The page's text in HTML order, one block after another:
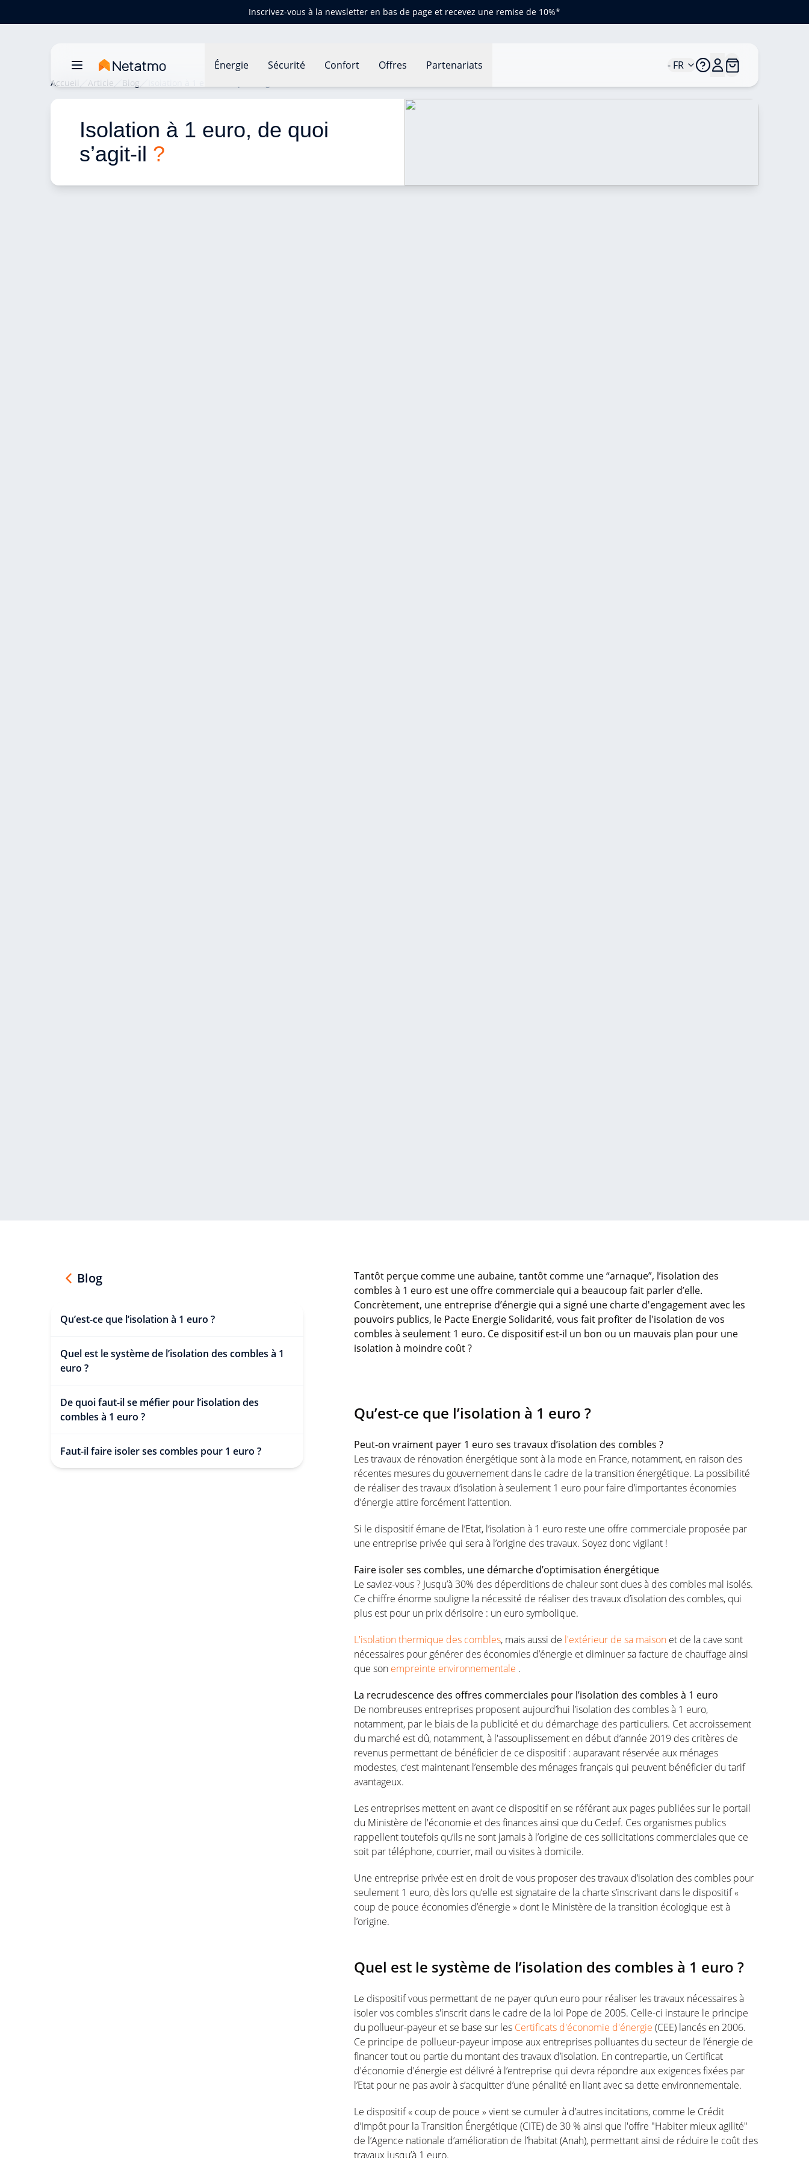
Inscrivez-vous à la newsletter en bas de page et recevez une remise de 10%*
Énergie Sécurité Confort Offres Partenariats - FR
Accueil Article Blog
Isolation à 1 euro, de quoi
s’agit-il ?
Blog
Qu’est-ce que l’isolation à 1 euro ?
Quel est le système de l’isolation des combles à 1
euro ?
De quoi faut-il se méfier pour l’isolation des
combles à 1 euro ?
Faut-il faire isoler ses combles pour 1 euro ?
Tantôt perçue comme une aubaine, tantôt comme une “arnaque”, l’isolation des
combles à 1 euro est une offre commerciale qui a beaucoup fait parler d’elle.
Concrètement, une entreprise d’énergie qui a signé une charte d'engagement avec les
pouvoirs publics, le Pacte Energie Solidarité, vous fait profiter de l'isolation de vos
combles à seulement 1 euro. Ce dispositif est-il un bon ou un mauvais plan pour une
isolation à moindre coût ?
Qu’est-ce que l’isolation à 1 euro ?
Peut-on vraiment payer 1 euro ses travaux d’isolation des combles ?
Les travaux de rénovation énergétique sont à la mode en France, notamment, en raison des
récentes mesures du gouvernement dans le cadre de la transition énergétique. La possibilité
de réaliser des travaux d’isolation à seulement 1 euro pour faire d’importantes économies
d’énergie attire forcément l’attention.
Si le dispositif émane de l’Etat, l’isolation à 1 euro reste une offre commerciale proposée par
une entreprise privée qui sera à l’origine des travaux. Soyez donc vigilant !
Faire isoler ses combles, une démarche d’optimisation énergétique
Le saviez-vous ? Jusqu’à 30% des déperditions de chaleur sont dues à des combles mal isolés.
Ce chiffre énorme souligne la nécessité de réaliser des travaux d’isolation des combles, qui
plus est pour un prix dérisoire : un euro symbolique.
L'isolation thermique des combles, mais aussi de l'extérieur de sa maison et de la cave sont
nécessaires pour générer des économies d’énergie et diminuer sa facture de chauffage ainsi
que son empreinte environnementale .
La recrudescence des offres commerciales pour l’isolation des combles à 1 euro
De nombreuses entreprises proposent aujourd’hui l’isolation des combles à 1 euro,
notamment, par le biais de la publicité et du démarchage des particuliers. Cet accroissement
du marché est dû, notamment, à l'assouplissement en début d’année 2019 des critères de
revenus permettant de bénéficier de ce dispositif : auparavant réservée aux ménages
modestes, c’est maintenant l’ensemble des ménages français qui peuvent bénéficier du tarif
avantageux.
Les entreprises mettent en avant ce dispositif en se référant aux pages publiées sur le portail
du Ministère de l'économie et des finances ainsi que du Cedef. Ces organismes publics
rappellent toutefois qu’ils ne sont jamais à l’origine de ces sollicitations commerciales que ce
soit par téléphone, courrier, mail ou visites à domicile.
Une entreprise privée est en droit de vous proposer des travaux d’isolation des combles pour
seulement 1 euro, dès lors qu’elle est signataire de la charte s’inscrivant dans le dispositif «
coup de pouce économies d’énergie » dont le Ministère de la transition écologique est à
l’origine.
Quel est le système de l’isolation des combles à 1 euro ?
Le dispositif vous permettant de ne payer qu’un euro pour réaliser les travaux nécessaires à
isoler vos combles s'inscrit dans le cadre de la loi Pope de 2005. Celle-ci instaure le principe
du pollueur-payeur et se base sur les Certificats d'économie d'énergie (CEE) lancés en 2006.
Ce principe de pollueur-payeur impose aux entreprises polluantes du secteur de l’énergie de
financer tout ou partie du montant des travaux d’isolation. En contrepartie, un Certificat
d'économie d'énergie est délivré à l’entreprise qui devra répondre aux exigences fixées par
l’Etat pour ne pas avoir à s’acquitter d’une pénalité en liant avec sa dette environnementale.
Le dispositif « coup de pouce » vient se cumuler à d’autres incitations, comme le Crédit
d’Impôt pour la Transition Énergétique (CITE) de 30 % ainsi que l'offre "Habiter mieux agilité"
de l’Agence nationale d’amélioration de l’habitat (Anah), permettant ainsi de réduire le coût des
travaux jusqu’à 1 euro.